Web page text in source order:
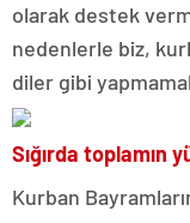
olarak destek
nedenlerle biz,
diler gibi
Sığırda toplamın
Kurban